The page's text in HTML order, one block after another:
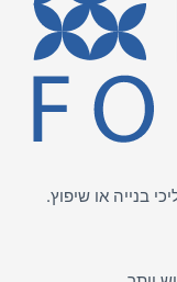
בנייה או שיפוץ.